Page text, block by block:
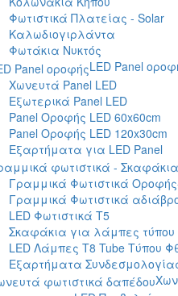
Φωτιστικά Πλατείας - Solar
Καλωδιογιρλάντα
Φωτάκια Νυκτός
LED Panel
Χωνευτά Panel LED
Εξωτερικά Panel LED
Panel Οροφής LED 60x60cm
Panel Οροφής LED 120x30cm
Εξαρτήματα για LED Panel
Γραμμικά Φωτιστικά
Γραμμικά Φωτιστικά
LED Φωτιστικά T5
Σκαφάκια για λάμπες τύπου
LED Λάμπες T8 Tube Τύπου
Εξαρτήματα